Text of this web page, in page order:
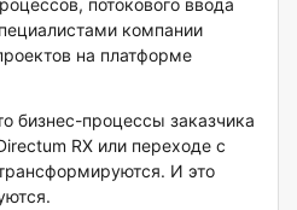
потокового ввода
компании
на платформе
бизнес-процессы заказчика
RX или переходе с
И это